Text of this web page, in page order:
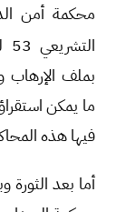
محكمة أمن
التشريعي 53 لعام 2011،
بملف الإرهاب
ما يمكن
فيها هذه المحاكم
أما بعد